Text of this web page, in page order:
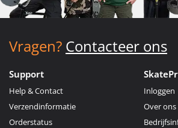
Vragen? Contacteer ons
Support
Help & Contact
Verzendinformatie
Orderstatus
Inloggen
Over ons